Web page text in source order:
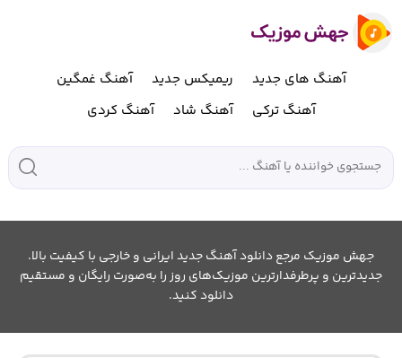
آهنگ های جدید ریمیکس جدید
آهنگ غمگین
آهنگ ترکی
آهنگ شاد آهنگ کردی
جهش موزیک مرجع دانلود آهنگ جدید ایرانی و خارجی با کیفیت بالا.
جدیدترین و پرطرفدارترین موزیک‌های روز را به‌صورت رایگان و مستقیم
دانلود کنید.